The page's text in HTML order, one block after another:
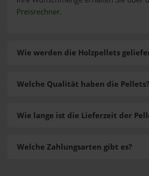
Preisrechner.
Wie werden die Holzpellets
Welche Zahlungsarten gibt es?
Welche Qualität haben die Pellets?
Wie lange ist die Lieferzeit der